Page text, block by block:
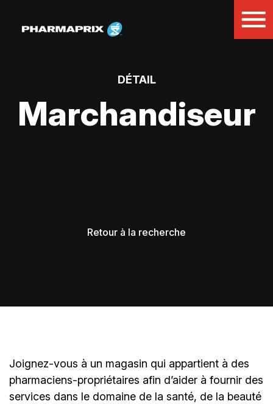
DÉTAIL
Marchandiseur
Retour à la recherche
Joignez-vous à un magasin qui appartient à des
pharmaciens-propriétaires afin d’aider à fournir des
services dans le domaine de la santé, de la beauté